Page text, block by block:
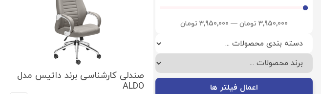
3,950,000 تومان —
3,950,000 تومان
اعمال فیلتر ها
صندلی کارشناسی برند داتیس مدل
ALDO